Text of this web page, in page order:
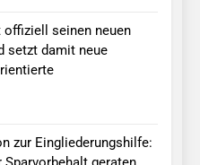
seinen neuen
setzt damit neue
zur Eingliederungshilfe: